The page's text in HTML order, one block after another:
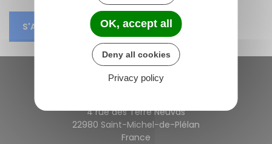
S'ABONNER
4 rue des Terre Neuvas
22980 Saint-Michel-de-Plélan
France
OK, accept all
Deny all cookies
Privacy policy